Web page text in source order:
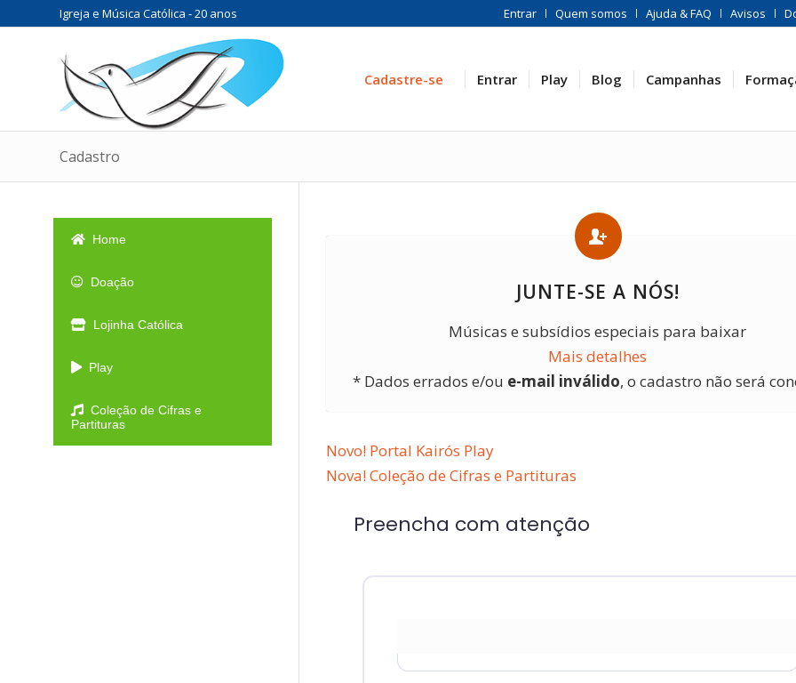
Entrar Quem somos Ajuda & FAQ Avisos
Igreja e Música Católica - 20 anos
Cadastre-se Entrar Play Blog Campanhas
Cadastro
Home
Doação
Lojinha Católica
Play
Coleção de Cifras e
Partituras
JUNTE-SE A NÓS!
Músicas e subsídios especiais para baixar
Mais detalhes
* Dados errados e/ou e-mail inválido, o cadastro não será
Novo! Portal Kairós Play
Nova! Coleção de Cifras e Partituras
Preencha com atenção